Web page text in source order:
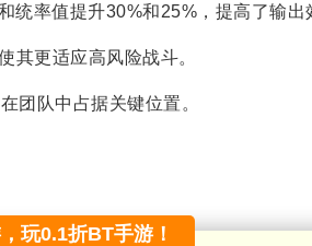
统率值提升30%和25%，提高了输出
其更适应高风险战斗。
团队中占据关键位置。
玩0.1折BT手游！